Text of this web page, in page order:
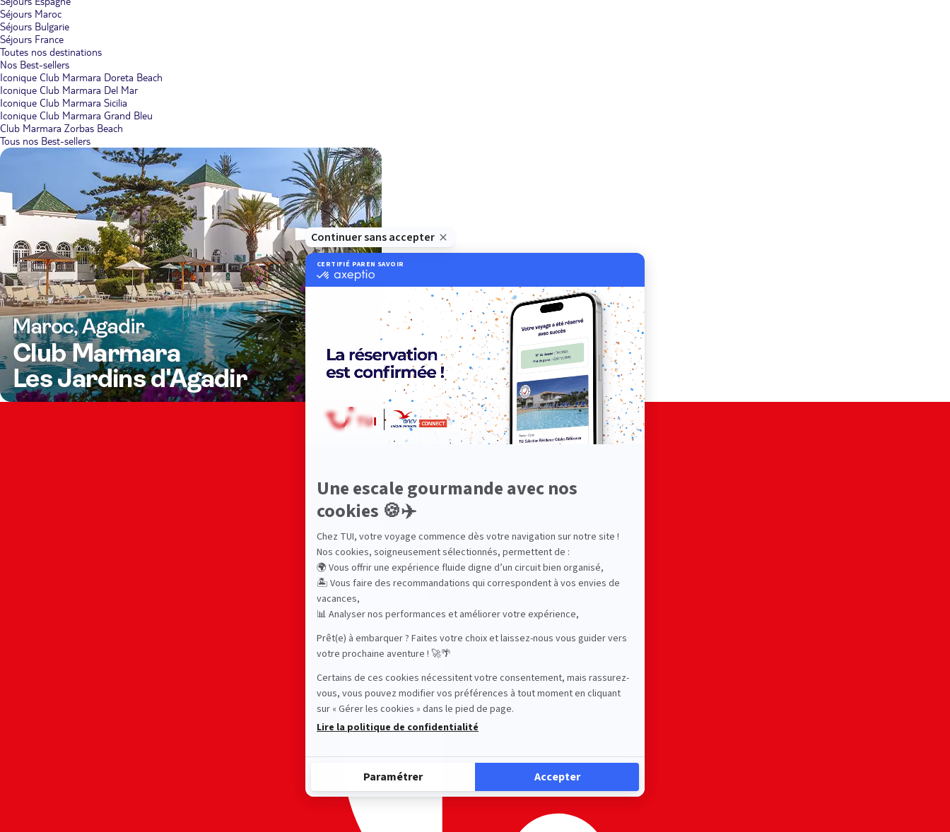
Séjours Maroc
Séjours Bulgarie
Séjours France
Toutes nos destinations
Nos Best-sellers
Iconique Club Marmara Doreta Beach
Iconique Club Marmara Del Mar
Iconique Club Marmara Sicilia
Iconique Club Marmara Grand Bleu
Club Marmara Zorbas Beach
Tous nos Best-sellers